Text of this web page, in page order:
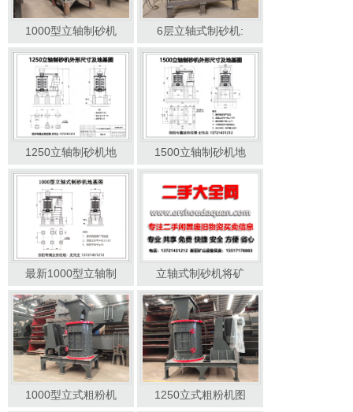
1000型立轴制砂机 6层立轴式制砂机:
1250立轴制砂机地 1500立轴制砂机地
最新1000型立轴制 立轴式制砂机将矿
1000型立式粗粉机 1250立式粗粉机图